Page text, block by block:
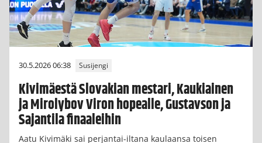
30.5.2026 06:38 Susijengi
Kivimäestä Slovakian mestari, Kaukiainen
ja Mirolybov Viron hopealle, Gustavson ja
Sajantila finaaleihin
Aatu Kivimäki sai perjantai-iltana kaulaansa toisen